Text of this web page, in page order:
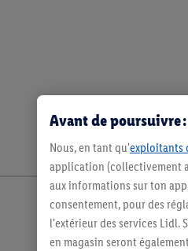
Avant de poursuivre
Nous, en tant qu'exploitants
application (collectivement
aux informations sur ton
consentement, pour des
l'extérieur des services Lidl.
en magasin seront